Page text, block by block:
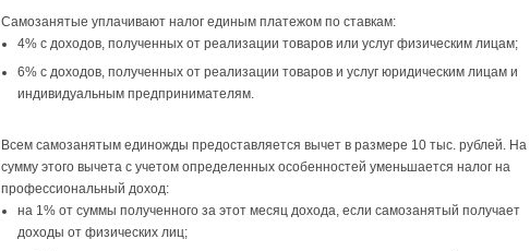
Самозанятые уплачивают налог единым платежом по ставкам:
4% с доходов, полученных от реализации товаров или услуг физическим лицам;
6% с доходов, полученных от реализации товаров и услуг юридическим лицам и
индивидуальным предпринимателям.
Всем самозанятым единожды предоставляется вычет в размере 10 тыс. рублей. На
сумму этого вычета с учетом определенных особенностей уменьшается налог на
профессиональный доход:
на 1% от суммы полученного за этот месяц дохода, если самозанятый получает
доходы от физических лиц;